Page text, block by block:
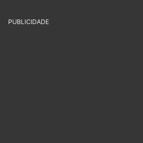
PUBLICIDADE